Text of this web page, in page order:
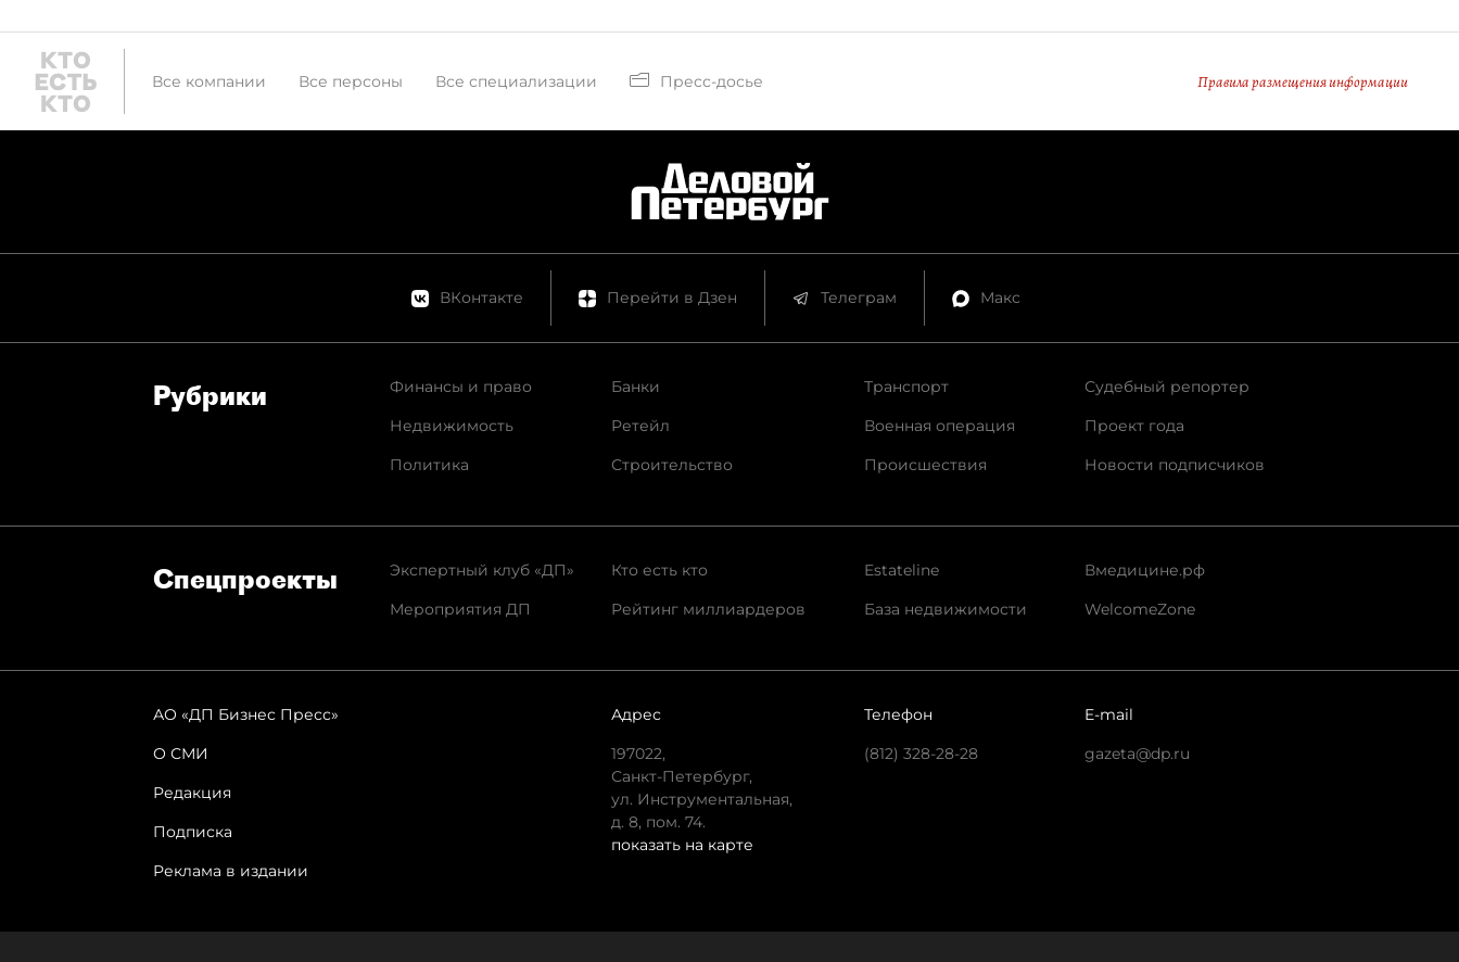
Все компании Все персоны Все специализации Пресс-досье Правила размещения информации
ВКонтакте Перейти в Дзен Телеграм Макс
Рубрики
Финансы и право
Недвижимость
Политика
Банки
Ретейл
Строительство
Транспорт
Военная операция
Происшествия
Судебный репортер
Проект года
Новости подписчиков
Спец­проекты
Экспертный клуб «ДП»
Мероприятия ДП
Кто есть кто
Рейтинг миллиардеров
Estateline
База недвижимости
Вмедицине.рф
WelcomeZone
АО «ДП Бизнес Пресс»
О СМИ
Редакция
Подписка
Реклама в издании
Адрес
197022,
Санкт-Петербург,
ул. Инструментальная,
д. 8, пом. 74.
показать на карте
Телефон
(812) 328-28-28
E-mail
gazeta@dp.ru